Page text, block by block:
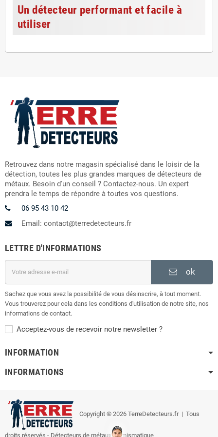
Un détecteur performant et facile à
utiliser
Retrouvez dans notre magasin spécialisé dans le loisir de la
détection, toutes les plus grandes marques de détecteurs de
métaux. Besoin d'un conseil ? Contactez-nous. Un expert
prendra le temps de répondre à toutes vos questions.
06 95 43 10 42
Email: contact@terredetecteurs.fr
LETTRE D'INFORMATIONS
ok
Sachez que vous avez la possibilité de vous désinscrire, à tout moment.
Vous trouverez pour cela dans les conditions d'utilisation de notre site, nos
informations de contact.
Acceptez-vous de recevoir notre newsletter ?
INFORMATION
INFORMATIONS
Copyright © 2026 TerreDetecteurs.fr| Tous
droits réservés - Détecteurs de métaux, numismatique